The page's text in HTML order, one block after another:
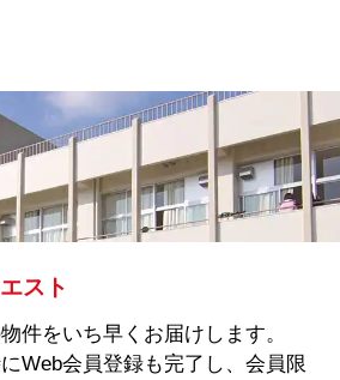
スト
件をいち早くお届けします。
Web会員登録も完了し、会員限